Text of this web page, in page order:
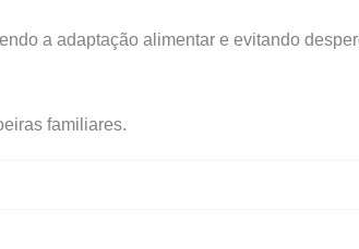
a adaptação alimentar e evitando
familiares.